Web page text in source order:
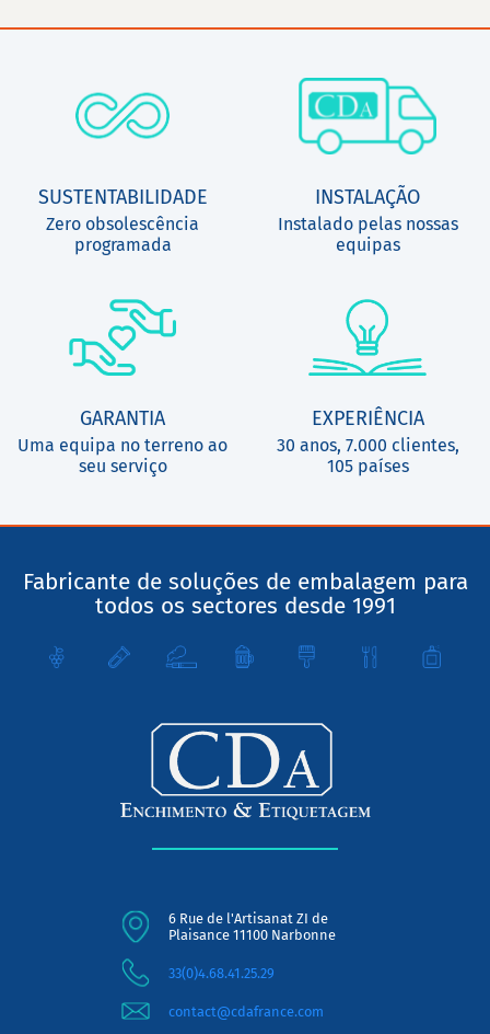
SUSTENTABILIDADE
Zero obsolescência
programada
INSTALAÇÃO
Instalado pelas nossas
equipas
GARANTIA
Uma equipa no terreno ao
seu serviço
EXPERIÊNCIA
30 anos, 7.000 clientes,
105 países
Fabricante de soluções de embalagem para
todos os sectores desde 1991
6 Rue de l'Artisanat ZI de
Plaisance 11100 Narbonne
33(0)4.68.41.25.29
contact@cdafrance.com